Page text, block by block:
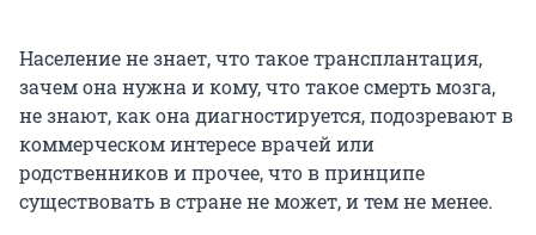
Население не знает, что такое трансплантация,
зачем она нужна и кому, что такое смерть мозга,
не знают, как она диагностируется, подозревают в
коммерческом интересе врачей или
родственников и прочее, что в принципе
существовать в стране не может, и тем не менее.